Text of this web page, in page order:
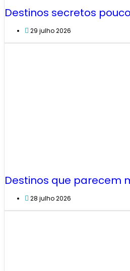
Destinos secretos
29 julho 2026
Destinos que parecem
28 julho 2026